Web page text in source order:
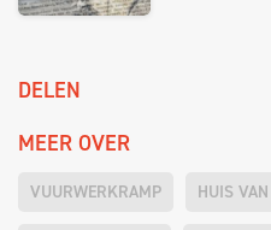
DELEN
MEER OVER
VUURWERKRAMP HUIS